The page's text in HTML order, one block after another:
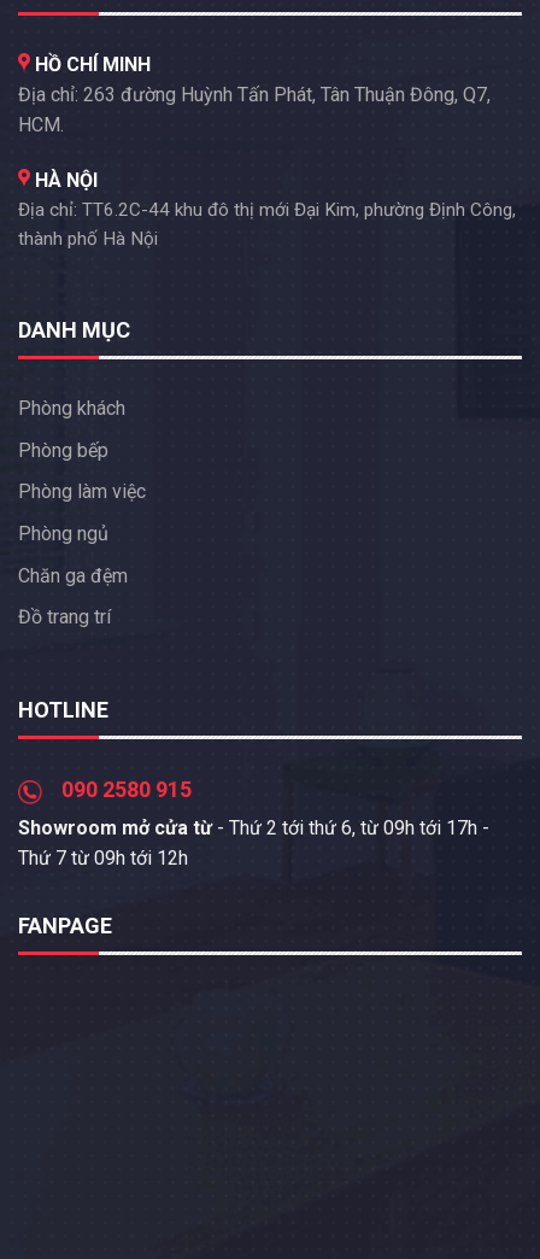
HỒ CHÍ MINH
Địa chỉ: 263 đường Huỳnh Tấn Phát, Tân Thuận Đông, Q7,
HCM.
HÀ NỘI
Địa chỉ: TT6.2C-44 khu đô thị mới Đại Kim, phường Định Công,
thành phố Hà Nội
DANH MỤC
Phòng khách
Phòng bếp
Phòng làm việc
Phòng ngủ
Chăn ga đệm
Đồ trang trí
HOTLINE
090 2580 915
Showroom mở cửa từ - Thứ 2 tới thứ 6, từ 09h tới 17h -
Thứ 7 từ 09h tới 12h
FANPAGE